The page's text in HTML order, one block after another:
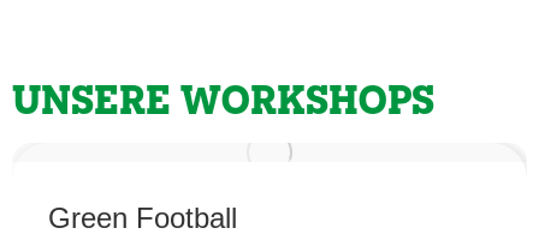
UNSERE WORKSHOPS
Green Football